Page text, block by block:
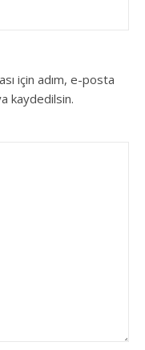
için adım, e-posta
kaydedilsin.